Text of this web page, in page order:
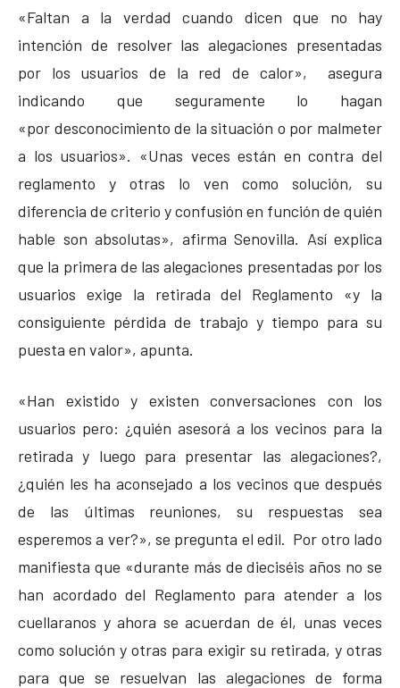
«Faltan a la verdad cuando dicen que no hay
intención de resolver las alegaciones presentadas
por los usuarios de la red de calor», asegura
indicando que seguramente lo hagan
«por desconocimiento de la situación o por malmeter
a los usuarios». «Unas veces están en contra del
reglamento y otras lo ven como solución, su
diferencia de criterio y confusión en función de quién
hable son absolutas», afirma Senovilla. Así explica
que la primera de las alegaciones presentadas por los
usuarios exige la retirada del Reglamento «y la
consiguiente pérdida de trabajo y tiempo para su
puesta en valor», apunta.
«Han existido y existen conversaciones con los
usuarios pero: ¿quién asesorá a los vecinos para la
retirada y luego para presentar las alegaciones?,
¿quién les ha aconsejado a los vecinos que después
de las últimas reuniones, su respuestas sea
esperemos a ver?», se pregunta el edil. Por otro lado
manifiesta que «durante más de dieciséis años no se
han acordado del Reglamento para atender a los
cuellaranos y ahora se acuerdan de él, unas veces
como solución y otras para exigir su retirada, y otras
para que se resuelvan las alegaciones de forma